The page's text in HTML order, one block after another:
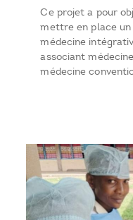
Ce projet a pour
mettre en place
médecine
associant
médecine